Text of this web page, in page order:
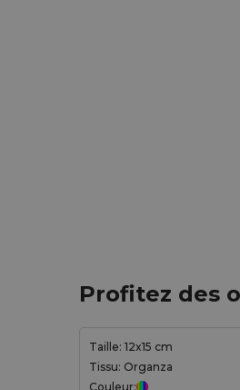
Profitez des
Taille: 12x15 cm
Tissu: Organza
Couleur: